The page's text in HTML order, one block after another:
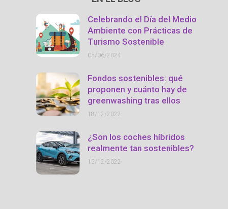
Celebrando el Día del Medio
Ambiente con Prácticas de
Turismo Sostenible
05/06/2024
Fondos sostenibles: qué
proponen y cuánto hay de
greenwashing tras ellos
18/12/2022
¿Son los coches híbridos
realmente tan sostenibles?
15/12/2022